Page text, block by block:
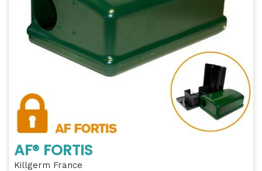
AF® FORTIS
Killgerm France